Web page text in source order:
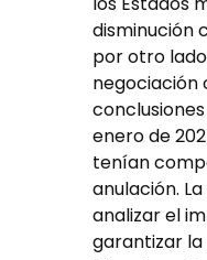
disminución
por otro
negociación
enero de
tenían
anulación.
analizar el
garantizar